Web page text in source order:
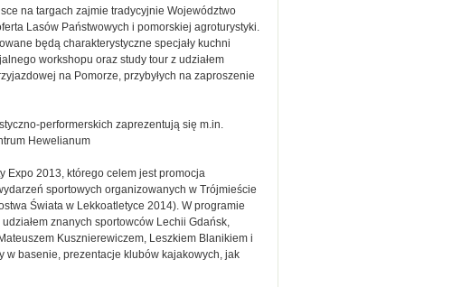
na targach zajmie tradycyjnie Województwo
Lasów Państwowych i pomorskiej agroturystyki.
będą charakterystyczne specjały kuchni
workshopu oraz study tour z udziałem
na Pomorze, przybyłych na zaproszenie
performerskich zaprezentują się m.in.
Hewelianum
Expo 2013, którego celem jest promocja
sportowych organizowanych w Trójmieście
Świata w Lekkoatletyce 2014). W programie
znanych sportowców Lechii Gdańsk,
Kusznierewiczem, Leszkiem Blanikiem i
w basenie, prezentacje klubów kajakowych, jak